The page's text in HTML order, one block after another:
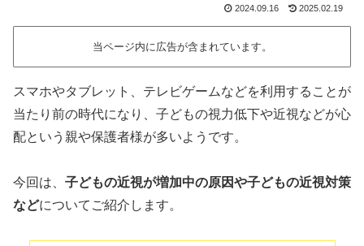
2024.09.16 2025.02.19
当ページ内に広告が含まれています。
スマホやタブレット、テレビゲームなどを利用することが
当たり前の時代になり、子どもの視力低下や近視などが心
配という親や保護者様が多いようです。
今回は、 子どもの近視が増加中の原因や子どもの近視対策
などについてご紹介します。